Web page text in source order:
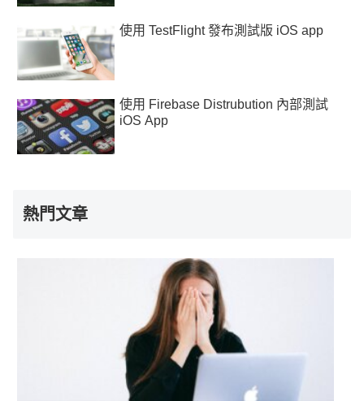
使用 TestFlight 發布測試版 iOS app
使用 Firebase Distrubution 內部測試
iOS App
熱門文章